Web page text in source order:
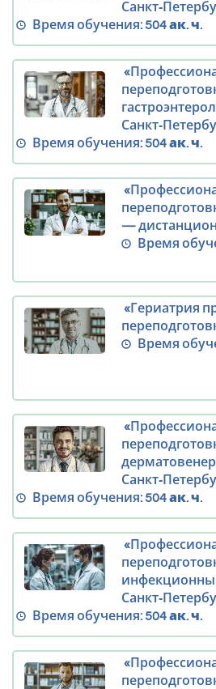
Время обучения:504 ак. ч.
Время обучения:504 ак. ч.
—
Время
«Гериатрия
Время
Время обучения:504 ак. ч.
Время обучения:504 ак. ч.